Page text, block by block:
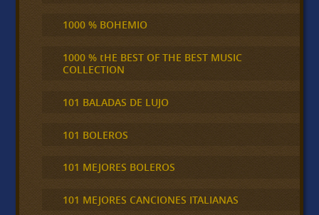
1000 % BOHEMIO
1000 % tHE BEST OF THE BEST MUSIC
COLLECTION
101 BALADAS DE LUJO
101 BOLEROS
101 MEJORES BOLEROS
101 MEJORES CANCIONES ITALIANAS